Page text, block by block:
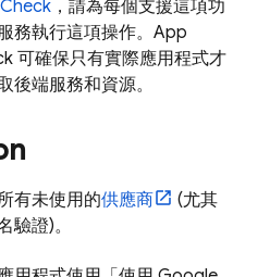
，請為每個支援這項功
務執行這項操作。 App
可確保只有實際應用程式才
後端服務和資源。
有未使用的供應商
(尤其
驗證)。